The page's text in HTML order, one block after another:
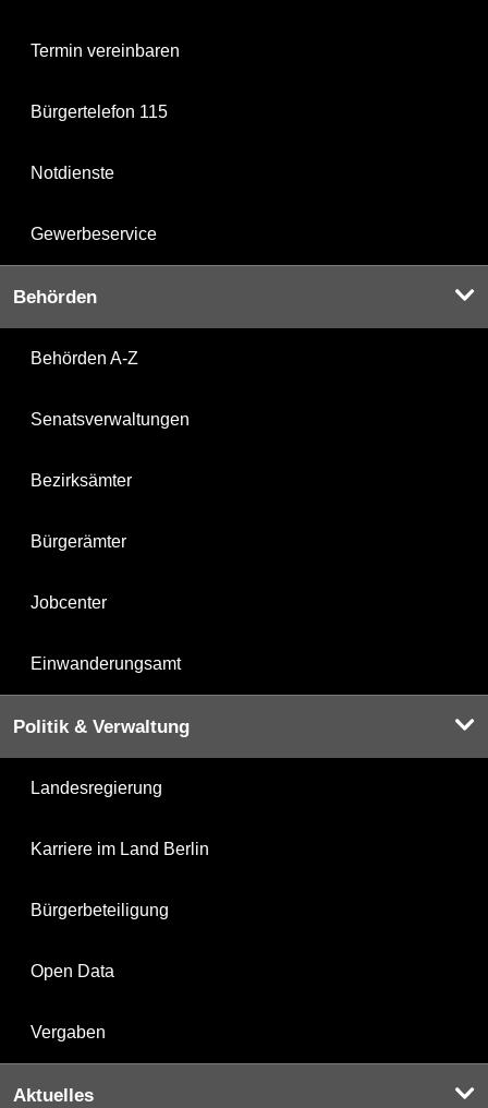
Termin vereinbaren
Bürgertelefon 115
Notdienste
Gewerbeservice
Behörden
Behörden A-Z
Senatsverwaltungen
Bezirksämter
Bürgerämter
Jobcenter
Einwanderungsamt
Politik & Verwaltung
Landesregierung
Karriere im Land Berlin
Bürgerbeteiligung
Open Data
Vergaben
Aktuelles